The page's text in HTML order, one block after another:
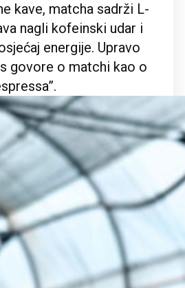
kave, matcha sadrži L-
nagli kofeinski udar i
energije. Upravo
govore o matchi kao o